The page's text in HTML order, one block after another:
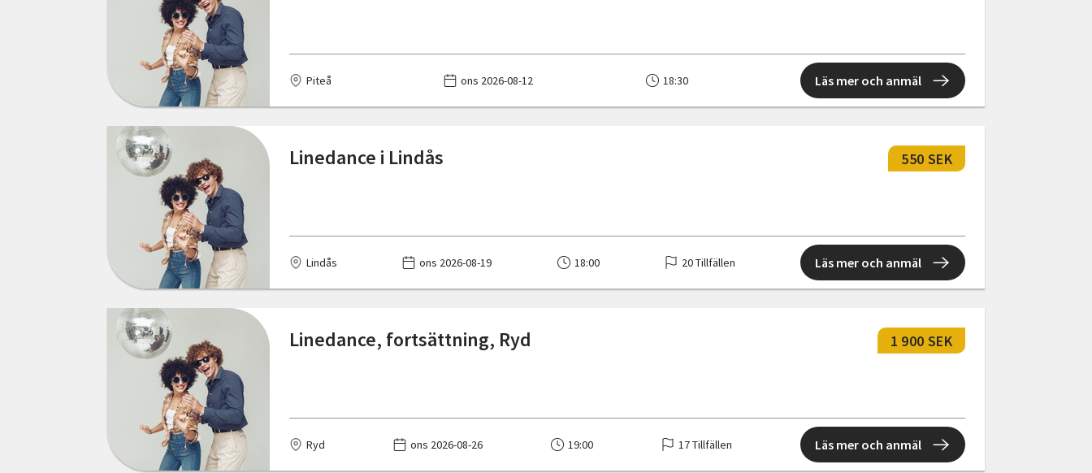
Södermanlands län
Uppsala län
Värmlands län
Västernorrlands län
Västmanlands län
Västra Götalands län
Örebro län
Emmaboda
Eskilstuna
Falkenberg
Gränna
Gustafs
Gävle
Göteborg
Hallsberg
Halmstad
Henån
Huddinge
Hunnebostrand
Jönköping
Piteå ons 2026-08-12 18:30 Läs mer och anmäl
Linedance i Lindås 550 SEK
Lindås ons 2026-08-19 18:00 20 Tillfällen Läs mer och anmäl
Linedance, fortsättning, Ryd 1 900 SEK
Ryd ons 2026-08-26 19:00 17 Tillfällen Läs mer och anmäl